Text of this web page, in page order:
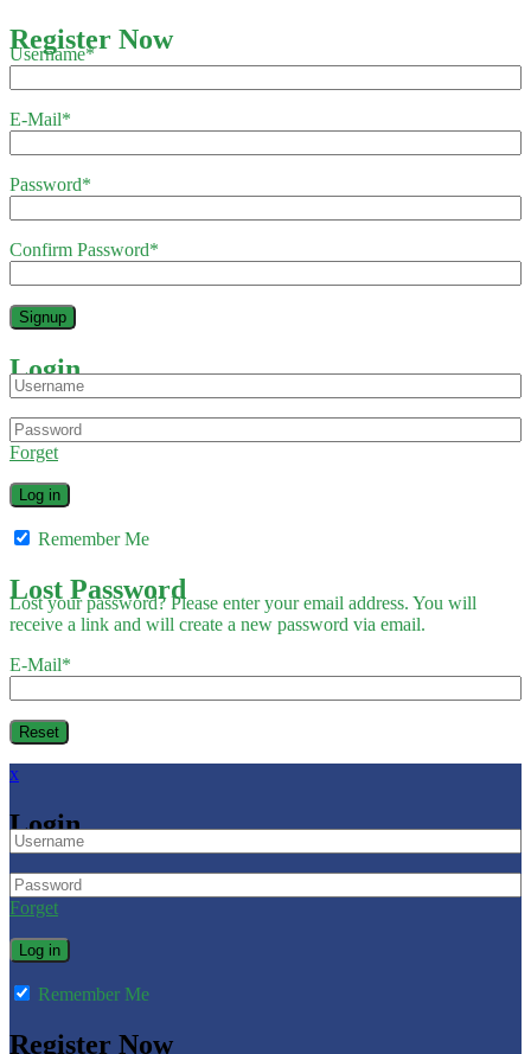
Register Now
Username*
E-Mail*
Password*
Confirm Password*
Login
Forget
Remember Me
Lost Password
Lost your password? Please enter your email address. You will
receive a link and will create a new password via email.
E-Mail*
x
Login
Forget
Remember Me
Register Now